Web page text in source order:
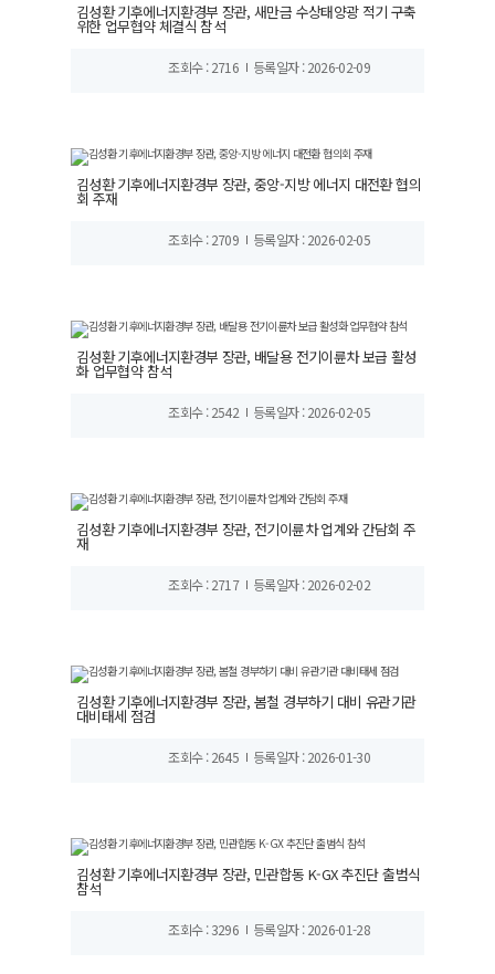
김성환 기후에너지환경부 장관, 새만금 수상태양광 적기 구축
위한 업무협약 체결식 참석
조회수 : 2716 등록일자 : 2026-02-09
김성환 기후에너지환경부 장관, 중앙-지방 에너지 대전환 협의
회 주재
조회수 : 2709 등록일자 : 2026-02-05
김성환 기후에너지환경부 장관, 배달용 전기이륜차 보급 활성
화 업무협약 참석
조회수 : 2542 등록일자 : 2026-02-05
김성환 기후에너지환경부 장관, 전기이륜차 업계와 간담회 주
재
조회수 : 2717 등록일자 : 2026-02-02
김성환 기후에너지환경부 장관, 봄철 경부하기 대비 유관기관
대비태세 점검
조회수 : 2645 등록일자 : 2026-01-30
김성환 기후에너지환경부 장관, 민관합동 K-GX 추진단 출범식
참석
조회수 : 3296 등록일자 : 2026-01-28